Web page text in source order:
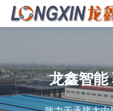
龙鑫智能